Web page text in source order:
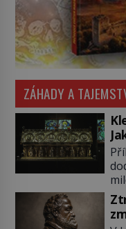
ZÁHADY A
ze